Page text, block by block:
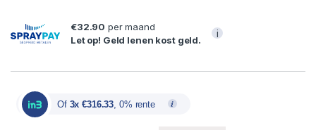
€32.90 per maand
Let op! Geld lenen kost geld.
i
Of 3x €316.33, 0% rente